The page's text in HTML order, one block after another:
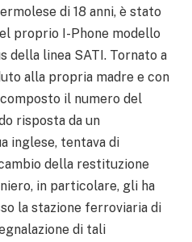
di 18 anni, è stato
proprio I-Phone modello
della linea SATI. Tornato a
alla propria madre e con
il numero del
risposta da un
inglese, tentava di
della restituzione
in particolare, gli ha
la stazione ferroviaria di
di tali